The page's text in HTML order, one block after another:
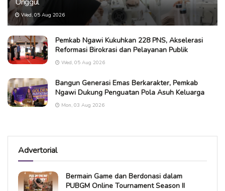
Wed, 05 Aug 2026
Pemkab Ngawi Kukuhkan 228 PNS, Akselerasi
Reformasi Birokrasi dan Pelayanan Publik
Wed, 05 Aug 2026
Bangun Generasi Emas Berkarakter, Pemkab
Ngawi Dukung Penguatan Pola Asuh Keluarga
Mon, 03 Aug 2026
Advertorial
Bermain Game dan Berdonasi dalam
PUBGM Online Tournament Season II